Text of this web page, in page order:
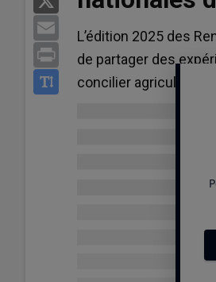
Email
Print
L’édition 2025 des
de partager des
concilier agriculture